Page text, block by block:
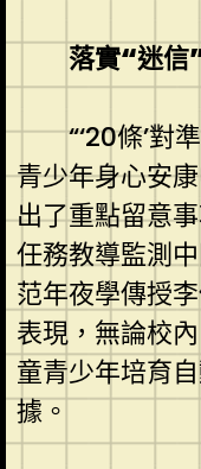
落實“迷信
“‘20條’對
青少年身心安
出了重點留意
任務教導監測
范年夜學傳授
表現，無論校
童青少年培育
據。